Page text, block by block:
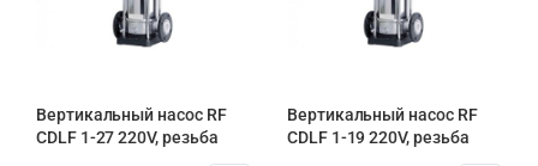
Вертикальный насос RF
CDLF 1-27 220V, резьба
Вертикальный насос RF
CDLF 1-19 220V, резьба